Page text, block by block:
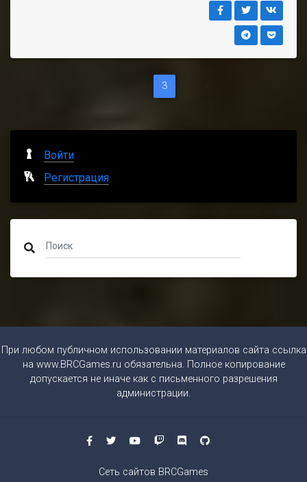
3(Текущая)
Войти
Регистрация
При любом публичном использовании материалов сайта ссылка
на www.BRCGames.ru обязательна. Полное копирование
допускается не иначе как с письменного разрешения
администрации.
Сеть сайтов BRCGames